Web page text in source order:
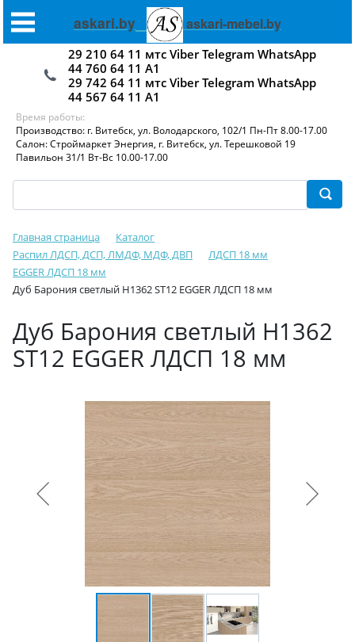
askari.by askari-mebel.by
29 210 64 11 мтс Viber Telegram WhatsApp
44 760 64 11 А1
29 742 64 11 мтс Viber Telegram WhatsApp
44 567 64 11 А1
Время работы:
Производство: г. Витебск, ул. Володарского, 102/1 Пн-Пт 8.00-17.00
Салон: Строймаркет Энергия, г. Витебск, ул. Терешковой 19
Павильон 31/1 Вт-Вс 10.00-17.00
Главная страница
Каталог
Распил ЛДСП, ДСП, ЛМДФ, МДФ, ДВП
ЛДСП 18 мм
EGGER ЛДСП 18 мм
Дуб Барония светлый H1362 ST12 EGGER ЛДСП 18 мм
Дуб Барония светлый H1362
ST12 EGGER ЛДСП 18 мм